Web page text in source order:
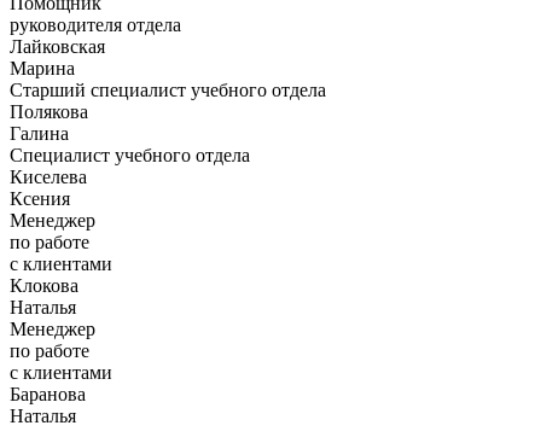
руководителя отдела
Лайковская
Марина
Старший специалист учебного отдела
Полякова
Галина
Специалист учебного отдела
Киселева
Ксения
Менеджер
по работе
с клиентами
Клокова
Наталья
Менеджер
по работе
с клиентами
Баранова
Наталья